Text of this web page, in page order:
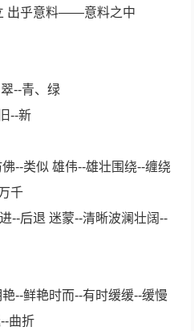
出乎意料——意料之中
--青、绿
--新
--类似 雄伟--雄壮围绕--缠绕
千
--后退 迷蒙--清晰波澜壮阔--
--鲜艳时而--有时缓缓--缓慢
曲折